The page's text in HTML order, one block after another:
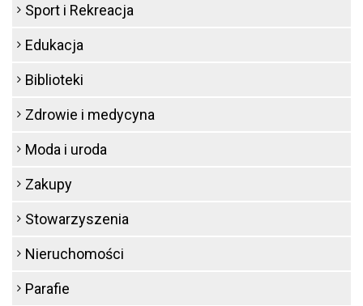
Sport i Rekreacja
Edukacja
Biblioteki
Zdrowie i medycyna
Moda i uroda
Zakupy
Stowarzyszenia
Nieruchomości
Parafie